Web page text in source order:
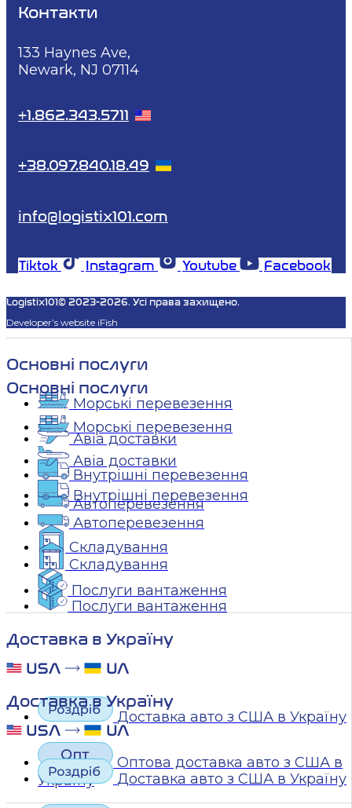
Контакти
133 Haynes Ave,
Newark, NJ 07114
+1.862.343.5711
+38.097.840.18.49
info@logistix101.com
Tiktok Instagram Youtube Facebook
Logistix101© 2023-2026. Усі права захищено.
Developer’s website iFish
Основні послуги
Морські перевезення
Авіа доставки
Внутрішні перевезення
Автоперевезення
Складування
Послуги вантаження
Доставка в Україну
Доставка авто з США в Україну
Основні послуги
Морські перевезення
Авіа доставки
Внутрішні перевезення
Автоперевезення
Складування
Послуги вантаження
Доставка в Україну
Доставка авто з США в Україну
Оптова доставка авто з США в
Україну